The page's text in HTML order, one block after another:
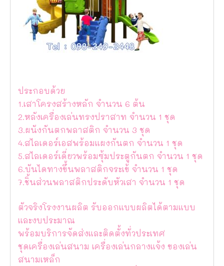
ประกอบด้วย
1.เสาโครงสร้างหลัก จำนวน 6 ต้น
2.หลังเครื่องเล่นทรงปราสาท จำนวน 1 ชุด
3.ผนังกันตกพลาสติก จำนวน 3 ชุด
4.สไลเดอร์เอสพร้อมแผงกันตก จำนวน 1 ชุด
5.สไลเดอร์เดี่ยวพร้อมซุ้มประตูกันตก จำนวน 1 ชุด
6.บันไดทางขึ้นพลาสติกจระเข้ จำนวน 1 ชุด
7.ชิ้นส่วนพลาสติกประดับหัวเสา จำนวน 1 ชุด
ตัวจริงโรงงานผลิต รับออกแบบผลิตได้ตามแบบ
และงบประมาณ
พร้อมบริการจัดส่งและติดตั้งทั่วประเทศ
ชุดเครื่องเล่นสนาม เครื่องเล่นกลางแจ้ง ของเล่น
สนามเหล็ก